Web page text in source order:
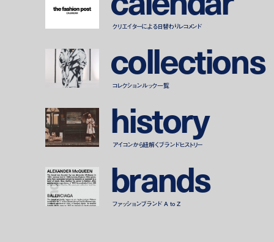
クリエイターによる日替わりレコメンド
collections
コレクションルック一覧
history
アイコンから紐解くブランドヒストリー
brands
ファッションブランド A to Z